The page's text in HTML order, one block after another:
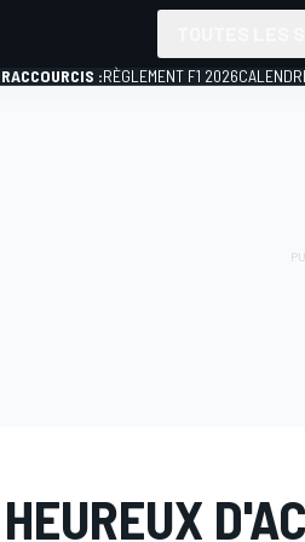
RACCOURCIS :RÈGLEMENT F1 2026